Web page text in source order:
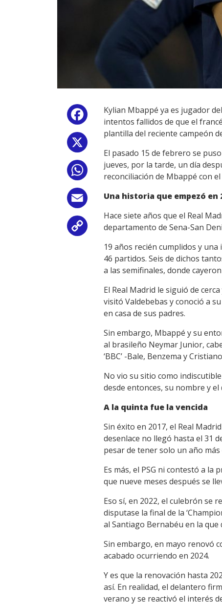
Facebook
WhatsApp
Email
Copy
Link
Kylian Mbappé ya es jugador
intentos fallidos de que el
plantilla del reciente campeón
El pasado 15 de febrero se
jueves, por la tarde, un día
reconciliación de Mbappé con
Una historia que empezó en
Hace siete años que el Real
departamento de Sena-San
19 años recién cumplidos y
46 partidos. Seis de dichos
a las semifinales, donde
El Real Madrid le siguió de
visitó Valdebebas y conoció a
en casa de sus padres.
Sin embargo, Mbappé y su
al brasileño Neymar Junior,
‘BBC’ -Bale, Benzema y
No vio su sitio como
desde entonces, su nombre y
A la quinta fue la vencida
Sin éxito en 2017, el Real
desenlace no llegó hasta el 31
pesar de tener solo un año
Es más, el PSG ni contestó a
que nueve meses después se
Eso sí, en 2022, el culebrón se
disputase la final de la
al Santiago Bernabéu en la
Sin embargo, en mayo renovó
acabado ocurriendo en 2024.
Y es que la renovación hasta
así. En realidad, el delantero
verano y se reactivó el interés